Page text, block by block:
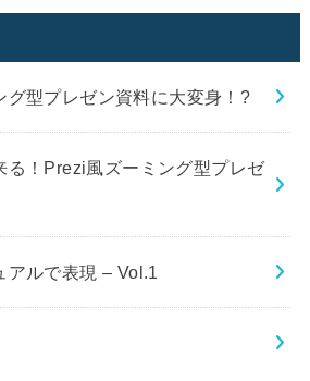
グ型プレゼン資料に大変身！?
る！Prezi風ズーミング型プレゼ
アルで表現 – Vol.1